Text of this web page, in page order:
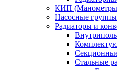
КИП
Насосные
Радиаторы и
Стальные